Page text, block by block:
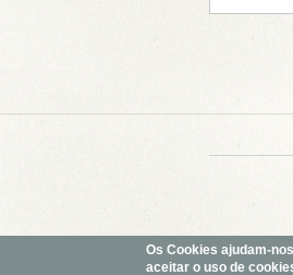
Os Cookies ajudam-
aceitar o uso de